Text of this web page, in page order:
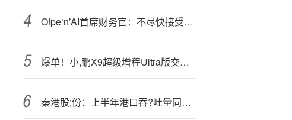
O!pe‘n’AI首席财务官：不尽快接受人工智能的公司将“落后”
爆单！小,鹏X9超级增程Ultra版交付周期延至6-8周
秦港股;份：上半年港口吞?吐量同比增加3.08%